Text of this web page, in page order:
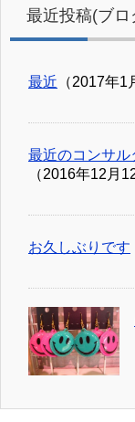
最近投稿(ブロ
最近 （2017年1
最近のコンサル
（2016年12月
お久しぶりです